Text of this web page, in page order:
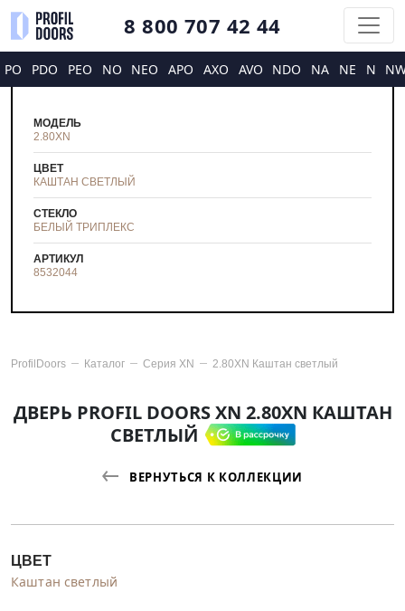
8 800 707 42 44
PO PDO PEO NO NEO APO AXO AVO NDO NA NE N
МОДЕЛЬ
2.80XN
ЦВЕТ
КАШТАН СВЕТЛЫЙ
СТЕКЛО
БЕЛЫЙ ТРИПЛЕКС
АРТИКУЛ
8532044
ProfilDoors Каталог Серия XN 2.80XN Каштан светлый
ДВЕРЬ PROFIL DOORS XN 2.80XN КАШТАН
СВЕТЛЫЙ
ВЕРНУТЬСЯ К КОЛЛЕКЦИИ
ЦВЕТ
Каштан светлый